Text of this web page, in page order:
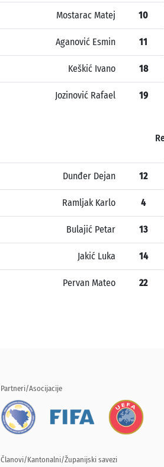
Mostarac Matej 10
Aganović Esmin 11
Keškić Ivano 18
Jozinović Rafael 19
Dunđer Dejan 12
Ramljak Karlo 4
Bulajić Petar 13
Jakić Luka 14
Pervan Mateo 22
Partneri/Asocijacije
Članovi/Kantonalni/Županijski savezi